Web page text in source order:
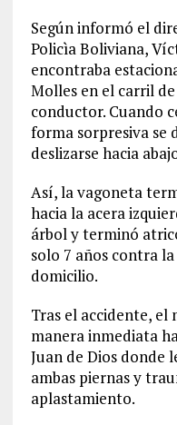
Según informó el
Policìa Boliviana,
encontraba
Molles en el carril
conductor. Cuando
forma sorpresiva se
deslizarse hacia
Así, la vagoneta
hacia la acera
árbol y terminó
solo 7 años contra
domicilio.
Tras el accidente,
manera inmediata
Juan de Dios donde
ambas piernas y
aplastamiento.